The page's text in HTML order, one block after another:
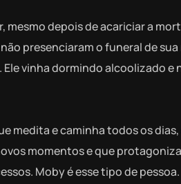
depois de acariciar a
presenciaram o funeral de sua
Ele vinha dormindo alcoolizado e
medita e caminha todos os dias,
momentos e que
Moby é esse tipo de pessoa.